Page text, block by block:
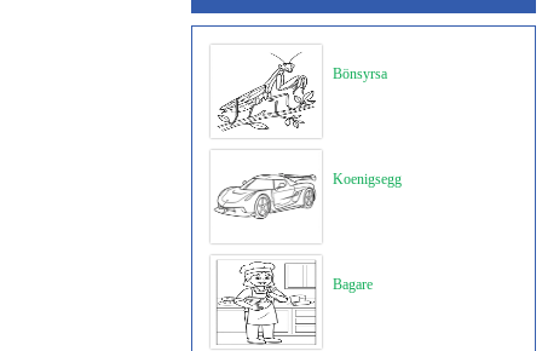
Bönsyrsa
Koenigsegg
Bagare